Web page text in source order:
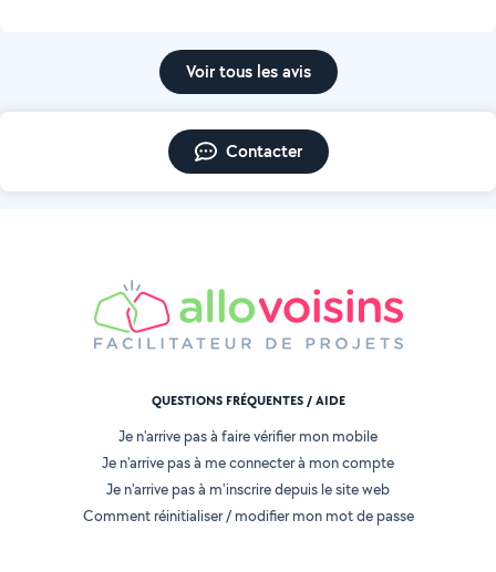
Voir tous les avis
Contacter
QUESTIONS FRÉQUENTES / AIDE
Je n'arrive pas à faire vérifier mon mobile
Je n'arrive pas à me connecter à mon compte
Je n'arrive pas à m'inscrire depuis le site web
Comment réinitialiser / modifier mon mot de passe